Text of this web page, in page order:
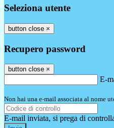
Seleziona utente
button close ×
Recupero password
button close ×
E-
Non hai una e-mail associata al nome
E-mail inviata, si prega di